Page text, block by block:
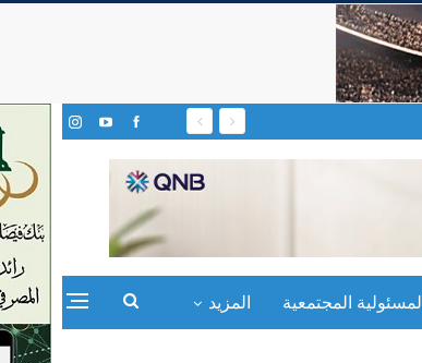
المسئولية المجتمعية المزيد